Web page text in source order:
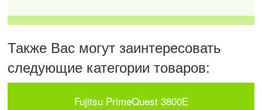
Также Вас могут заинтересовать
следующие категории товаров:
Fujitsu PrimeQuest 3800E